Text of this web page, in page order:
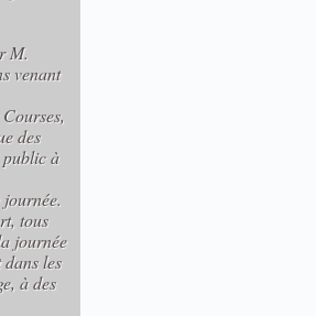
M.
venant
des
public à
tous
journée
les
à des